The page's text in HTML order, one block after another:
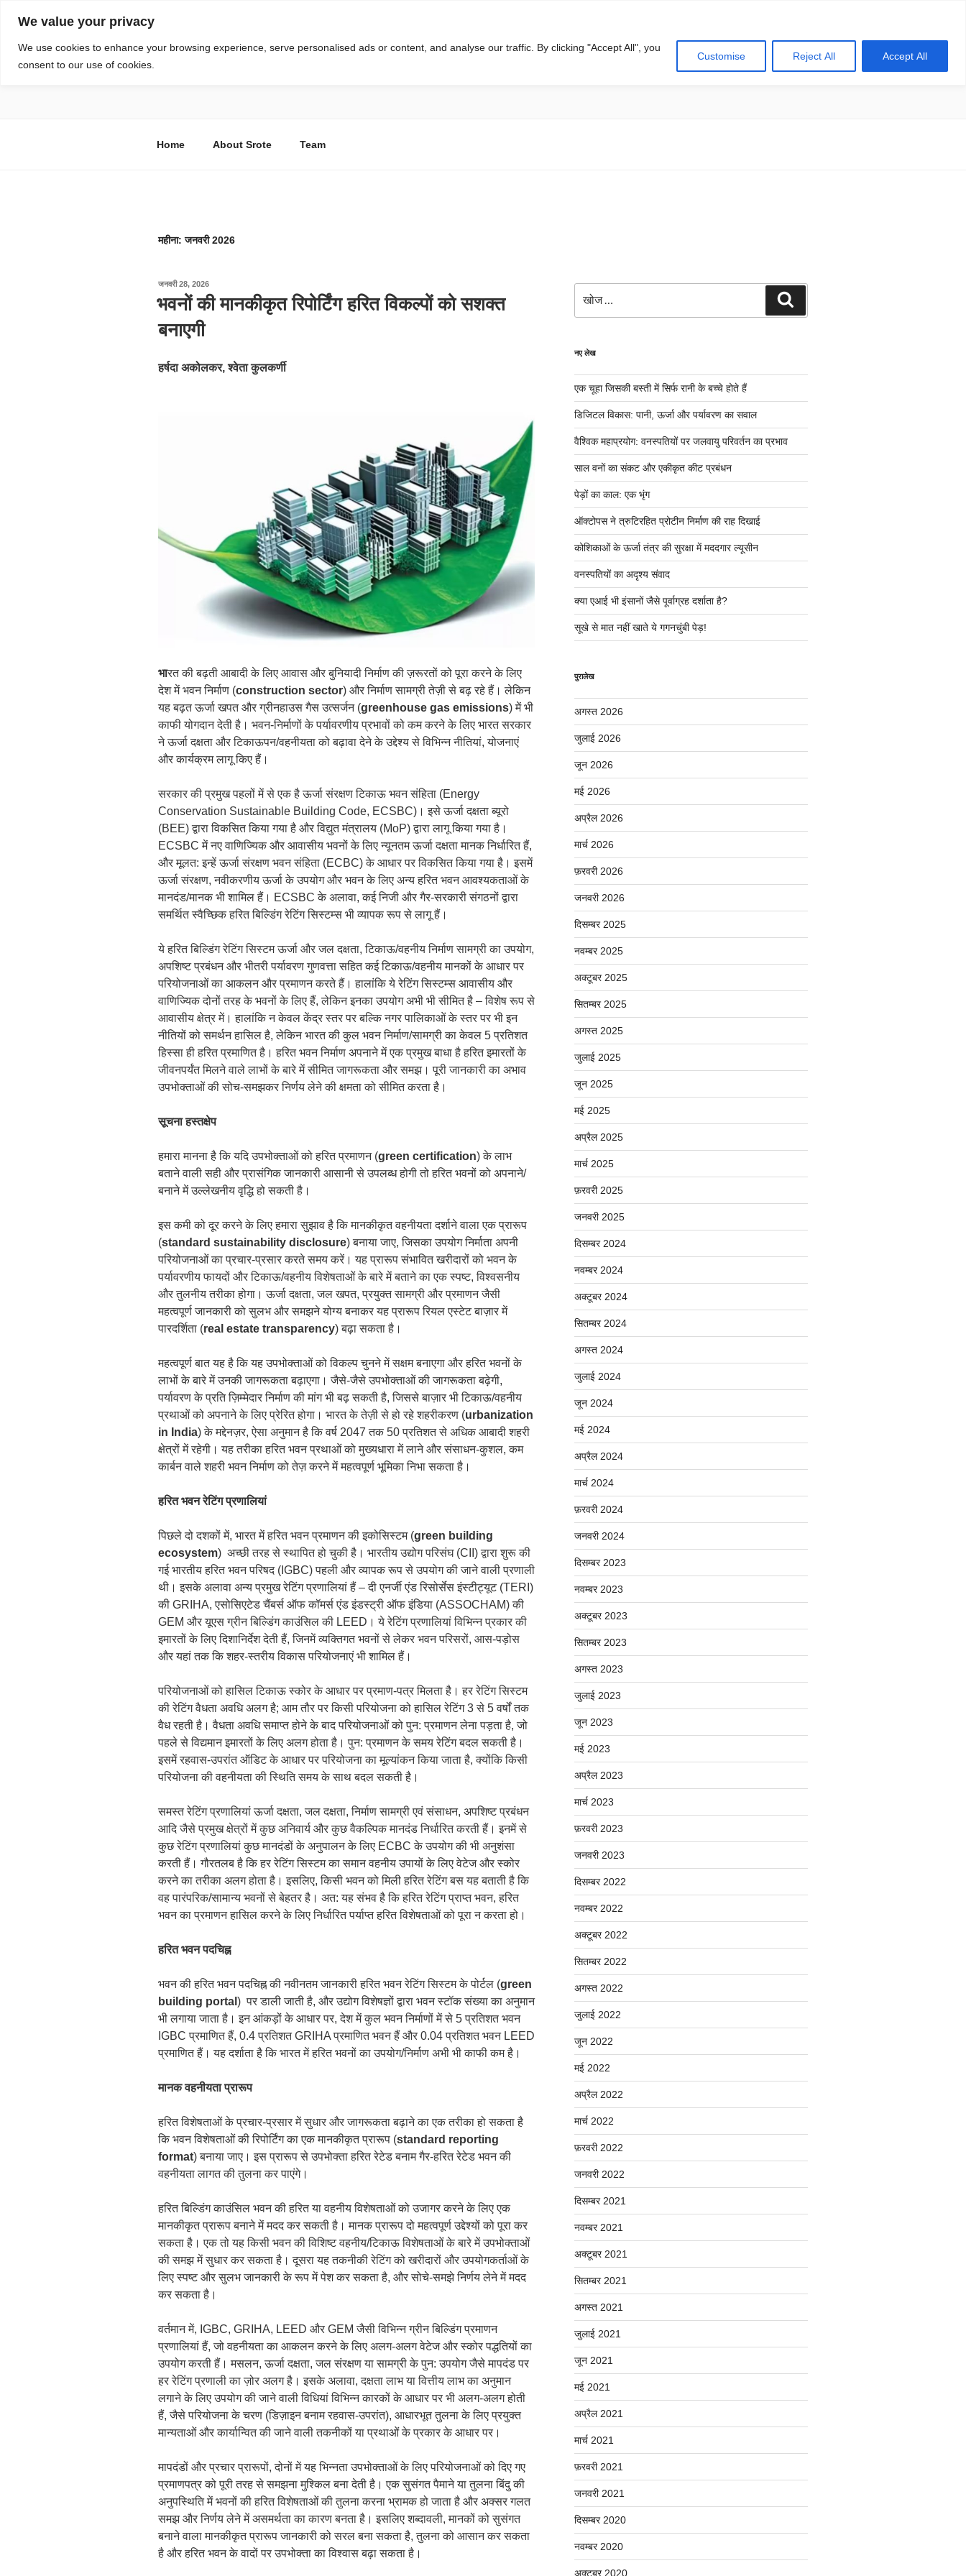
We value your privacy
We use cookies to enhance your browsing experience, serve personalised ads or content, and analyse our traffic. By clicking "Accept All", you
consent to our use of cookies.
Customise Reject All Accept All
स्रोत
Home About Srote Team
महीना:जनवरी 2026
जनवरी 28, 2026पर
प्रकाशित
किया
भवनों की मानकीकृत रिपोर्टिंग हरित विकल्पों को सशक्त
बनाएगी
हर्षदा अकोलकर,श्वेता कुलकर्णी
भारत की बढ़ती आबादी के लिए आवास और बुनियादी निर्माण की ज़रूरतों को पूरा करने के लिए
देश में भवन निर्माण (construction sector) और निर्माण सामग्री तेज़ी से बढ़ रहे हैं। लेकिन
यह बढ़त ऊर्जा खपत और ग्रीनहाउस गैस उत्सर्जन (greenhouse gas emissions) में भी
काफी योगदान देती है। भवन-निर्माणों के पर्यावरणीय प्रभावों को कम करने के लिए भारत सरकार
ने ऊर्जा दक्षता और टिकाऊपन/वहनीयता को बढ़ावा देने के उद्देश्य से विभिन्न नीतियां, योजनाएं
और कार्यक्रम लागू किए हैं।
सरकार की प्रमुख पहलों में से एक है ऊर्जा संरक्षण टिकाऊ भवन संहिता (Energy
Conservation Sustainable Building Code, ECSBC)। इसे ऊर्जा दक्षता ब्यूरो
(BEE) द्वारा विकसित किया गया है और विद्युत मंत्रालय (MoP) द्वारा लागू किया गया है।
ECSBC में नए वाणिज्यिक और आवासीय भवनों के लिए न्यूनतम ऊर्जा दक्षता मानक निर्धारित हैं,
और मूलत: इन्हें ऊर्जा संरक्षण भवन संहिता (ECBC) के आधार पर विकसित किया गया है। इसमें
ऊर्जा संरक्षण, नवीकरणीय ऊर्जा के उपयोग और भवन के लिए अन्य हरित भवन आवश्यकताओं के
मानदंड/मानक भी शामिल हैं। ECSBC के अलावा, कई निजी और गैर-सरकारी संगठनों द्वारा
समर्थित स्वैच्छिक हरित बिल्डिंग रेटिंग सिस्टम्स भी व्यापक रूप से लागू हैं।
ये हरित बिल्डिंग रेटिंग सिस्टम ऊर्जा और जल दक्षता, टिकाऊ/वहनीय निर्माण सामग्री का उपयोग,
अपशिष्ट प्रबंधन और भीतरी पर्यावरण गुणवत्ता सहित कई टिकाऊ/वहनीय मानकों के आधार पर
परियोजनाओं का आकलन और प्रमाणन करते हैं। हालांकि ये रेटिंग सिस्टम्स आवासीय और
वाणिज्यिक दोनों तरह के भवनों के लिए हैं, लेकिन इनका उपयोग अभी भी सीमित है – विशेष रूप से
आवासीय क्षेत्र में। हालांकि न केवल केंद्र स्तर पर बल्कि नगर पालिकाओं के स्तर पर भी इन
नीतियों को समर्थन हासिल है, लेकिन भारत की कुल भवन निर्माण/सामग्री का केवल 5 प्रतिशत
हिस्सा ही हरित प्रमाणित है। हरित भवन निर्माण अपनाने में एक प्रमुख बाधा है हरित इमारतों के
जीवनपर्यंत मिलने वाले लाभों के बारे में सीमित जागरूकता और समझ। पूरी जानकारी का अभाव
उपभोक्ताओं की सोच-समझकर निर्णय लेने की क्षमता को सीमित करता है।
सूचना हस्तक्षेप
हमारा मानना है कि यदि उपभोक्ताओं को हरित प्रमाणन (green certification) के लाभ
बताने वाली सही और प्रासंगिक जानकारी आसानी से उपलब्ध होगी तो हरित भवनों को अपनाने/
बनाने में उल्लेखनीय वृद्धि हो सकती है।
इस कमी को दूर करने के लिए हमारा सुझाव है कि मानकीकृत वहनीयता दर्शाने वाला एक प्रारूप
(standard sustainability disclosure) बनाया जाए, जिसका उपयोग निर्माता अपनी
परियोजनाओं का प्रचार-प्रसार करते समय करें। यह प्रारूप संभावित खरीदारों को भवन के
पर्यावरणीय फायदों और टिकाऊ/वहनीय विशेषताओं के बारे में बताने का एक स्पष्ट, विश्वसनीय
और तुलनीय तरीका होगा। ऊर्जा दक्षता, जल खपत, प्रयुक्त सामग्री और प्रमाणन जैसी
महत्वपूर्ण जानकारी को सुलभ और समझने योग्य बनाकर यह प्रारूप रियल एस्टेट बाज़ार में
पारदर्शिता (real estate transparency) बढ़ा सकता है।
महत्वपूर्ण बात यह है कि यह उपभोक्ताओं को विकल्प चुनने में सक्षम बनाएगा और हरित भवनों के
लाभों के बारे में उनकी जागरूकता बढ़ाएगा। जैसे-जैसे उपभोक्ताओं की जागरूकता बढ़ेगी,
पर्यावरण के प्रति ज़िम्मेदार निर्माण की मांग भी बढ़ सकती है, जिससे बाज़ार भी टिकाऊ/वहनीय
प्रथाओं को अपनाने के लिए प्रेरित होगा। भारत के तेज़ी से हो रहे शहरीकरण (urbanization
in India) के मद्देनज़र, ऐसा अनुमान है कि वर्ष 2047 तक 50 प्रतिशत से अधिक आबादी शहरी
क्षेत्रों में रहेगी। यह तरीका हरित भवन प्रथाओं को मुख्यधारा में लाने और संसाधन-कुशल, कम
कार्बन वाले शहरी भवन निर्माण को तेज़ करने में महत्वपूर्ण भूमिका निभा सकता है।
हरित भवन रेटिंग प्रणालियां
पिछले दो दशकों में, भारत में हरित भवन प्रमाणन की इकोसिस्टम (green building
ecosystem) अच्छी तरह से स्थापित हो चुकी है। भारतीय उद्योग परिसंघ (CII) द्वारा शुरू की
गई भारतीय हरित भवन परिषद (IGBC) पहली और व्यापक रूप से उपयोग की जाने वाली प्रणाली
थी। इसके अलावा अन्य प्रमुख रेटिंग प्रणालियां हैं – दी एनर्जी एंड रिसोर्सेस इंस्टीट्यूट (TERI)
की GRIHA, एसोसिएटेड चैंबर्स ऑफ कॉमर्स एंड इंडस्ट्री ऑफ इंडिया (ASSOCHAM) की
GEM और यूएस ग्रीन बिल्डिंग काउंसिल की LEED। ये रेटिंग प्रणालियां विभिन्न प्रकार की
इमारतों के लिए दिशानिर्देश देती हैं, जिनमें व्यक्तिगत भवनों से लेकर भवन परिसरों, आस-पड़ोस
और यहां तक कि शहर-स्तरीय विकास परियोजनाएं भी शामिल हैं।
परियोजनाओं को हासिल टिकाऊ स्कोर के आधार पर प्रमाण-पत्र मिलता है। हर रेटिंग सिस्टम
की रेटिंग वैधता अवधि अलग है; आम तौर पर किसी परियोजना को हासिल रेटिंग 3 से 5 वर्षों तक
वैध रहती है। वैधता अवधि समाप्त होने के बाद परियोजनाओं को पुन: प्रमाणन लेना पड़ता है, जो
पहले से विद्यमान इमारतों के लिए अलग होता है। पुन: प्रमाणन के समय रेटिंग बदल सकती है।
इसमें रहवास-उपरांत ऑडिट के आधार पर परियोजना का मूल्यांकन किया जाता है, क्योंकि किसी
परियोजना की वहनीयता की स्थिति समय के साथ बदल सकती है।
समस्त रेटिंग प्रणालियां ऊर्जा दक्षता, जल दक्षता, निर्माण सामग्री एवं संसाधन, अपशिष्ट प्रबंधन
आदि जैसे प्रमुख क्षेत्रों में कुछ अनिवार्य और कुछ वैकल्पिक मानदंड निर्धारित करती हैं। इनमें से
कुछ रेटिंग प्रणालियां कुछ मानदंडों के अनुपालन के लिए ECBC के उपयोग की भी अनुशंसा
करती हैं। गौरतलब है कि हर रेटिंग सिस्टम का समान वहनीय उपायों के लिए वेटेज और स्कोर
करने का तरीका अलग होता है। इसलिए, किसी भवन को मिली हरित रेटिंग बस यह बताती है कि
वह पारंपरिक/सामान्य भवनों से बेहतर है। अत: यह संभव है कि हरित रेटिंग प्राप्त भवन, हरित
भवन का प्रमाणन हासिल करने के लिए निर्धारित पर्याप्त हरित विशेषताओं को पूरा न करता हो।
हरित भवन पदचिह्न
भवन की हरित भवन पदचिह्न की नवीनतम जानकारी हरित भवन रेटिंग सिस्टम के पोर्टल (green
building portal ) पर डाली जाती है, और उद्योग विशेषज्ञों द्वारा भवन स्टॉक संख्या का अनुमान
भी लगाया जाता है। इन आंकड़ों के आधार पर, देश में कुल भवन निर्माणों में से 5 प्रतिशत भवन
IGBC प्रमाणित हैं, 0.4 प्रतिशत GRIHA प्रमाणित भवन हैं और 0.04 प्रतिशत भवन LEED
प्रमाणित हैं। यह दर्शाता है कि भारत में हरित भवनों का उपयोग/निर्माण अभी भी काफी कम है।
मानक वहनीयता प्रारूप
हरित विशेषताओं के प्रचार-प्रसार में सुधार और जागरूकता बढ़ाने का एक तरीका हो सकता है
कि भवन विशेषताओं की रिपोर्टिंग का एक मानकीकृत प्रारूप (standard reporting
format) बनाया जाए। इस प्रारूप से उपभोक्ता हरित रेटेड बनाम गैर-हरित रेटेड भवन की
वहनीयता लागत की तुलना कर पाएंगे।
हरित बिल्डिंग काउंसिल भवन की हरित या वहनीय विशेषताओं को उजागर करने के लिए एक
मानकीकृत प्रारूप बनाने में मदद कर सकती है। मानक प्रारूप दो महत्वपूर्ण उद्देश्यों को पूरा कर
सकता है। एक तो यह किसी भवन की विशिष्ट वहनीय/टिकाऊ विशेषताओं के बारे में उपभोक्ताओं
की समझ में सुधार कर सकता है। दूसरा यह तकनीकी रेटिंग को खरीदारों और उपयोगकर्ताओं के
लिए स्पष्ट और सुलभ जानकारी के रूप में पेश कर सकता है, और सोचे-समझे निर्णय लेने में मदद
कर सकता है।
वर्तमान में, IGBC, GRIHA, LEED और GEM जैसी विभिन्न ग्रीन बिल्डिंग प्रमाणन
प्रणालियां हैं, जो वहनीयता का आकलन करने के लिए अलग-अलग वेटेज और स्कोर पद्धतियों का
उपयोग करती हैं। मसलन, ऊर्जा दक्षता, जल संरक्षण या सामग्री के पुन: उपयोग जैसे मापदंड पर
हर रेटिंग प्रणाली का ज़ोर अलग है। इसके अलावा, दक्षता लाभ या वित्तीय लाभ का अनुमान
लगाने के लिए उपयोग की जाने वाली विधियां विभिन्न कारकों के आधार पर भी अलग-अलग होती
हैं, जैसे परियोजना के चरण (डिज़ाइन बनाम रहवास-उपरांत), आधारभूत तुलना के लिए प्रयुक्त
मान्यताओं और कार्यान्वित की जाने वाली तकनीकों या प्रथाओं के प्रकार के आधार पर।
मापदंडों और प्रचार प्रारूपों, दोनों में यह भिन्नता उपभोक्ताओं के लिए परियोजनाओं को दिए गए
प्रमाणपत्र को पूरी तरह से समझना मुश्किल बना देती है। एक सुसंगत पैमाने या तुलना बिंदु की
अनुपस्थिति में भवनों की हरित विशेषताओं की तुलना करना भ्रामक हो जाता है और अक्सर गलत
समझ और निर्णय लेने में असमर्थता का कारण बनता है। इसलिए शब्दावली, मानकों को सुसंगत
बनाने वाला मानकीकृत प्रारूप जानकारी को सरल बना सकता है, तुलना को आसान कर सकता
है और हरित भवन के वादों पर उपभोक्ता का विश्वास बढ़ा सकता है।
नए लेख
एक चूहा जिसकी बस्ती में सिर्फ रानी के बच्चे होते हैं
डिजिटल विकास: पानी, ऊर्जा और पर्यावरण का सवाल
वैश्विक महाप्रयोग: वनस्पतियों पर जलवायु परिवर्तन का प्रभाव
साल वनों का संकट और एकीकृत कीट प्रबंधन
पेड़ों का काल: एक भृंग
ऑक्टोपस ने त्रुटिरहित प्रोटीन निर्माण की राह दिखाई
कोशिकाओं के ऊर्जा तंत्र की सुरक्षा में मददगार ल्यूसीन
वनस्पतियों का अदृश्य संवाद
क्या एआई भी इंसानों जैसे पूर्वाग्रह दर्शाता है?
सूखे से मात नहीं खाते ये गगनचुंबी पेड़!
पुरालेख
अगस्त 2026
जुलाई 2026
जून 2026
मई 2026
अप्रैल 2026
मार्च 2026
फ़रवरी 2026
जनवरी 2026
दिसम्बर 2025
नवम्बर 2025
अक्टूबर 2025
सितम्बर 2025
अगस्त 2025
जुलाई 2025
जून 2025
मई 2025
अप्रैल 2025
मार्च 2025
फ़रवरी 2025
जनवरी 2025
दिसम्बर 2024
नवम्बर 2024
अक्टूबर 2024
सितम्बर 2024
अगस्त 2024
जुलाई 2024
जून 2024
मई 2024
अप्रैल 2024
मार्च 2024
फ़रवरी 2024
जनवरी 2024
दिसम्बर 2023
नवम्बर 2023
अक्टूबर 2023
सितम्बर 2023
अगस्त 2023
जुलाई 2023
जून 2023
मई 2023
अप्रैल 2023
मार्च 2023
फ़रवरी 2023
जनवरी 2023
दिसम्बर 2022
नवम्बर 2022
अक्टूबर 2022
सितम्बर 2022
अगस्त 2022
जुलाई 2022
जून 2022
मई 2022
अप्रैल 2022
मार्च 2022
फ़रवरी 2022
जनवरी 2022
दिसम्बर 2021
नवम्बर 2021
अक्टूबर 2021
सितम्बर 2021
अगस्त 2021
जुलाई 2021
जून 2021
मई 2021
अप्रैल 2021
मार्च 2021
फ़रवरी 2021
जनवरी 2021
दिसम्बर 2020
नवम्बर 2020
अक्टूबर 2020